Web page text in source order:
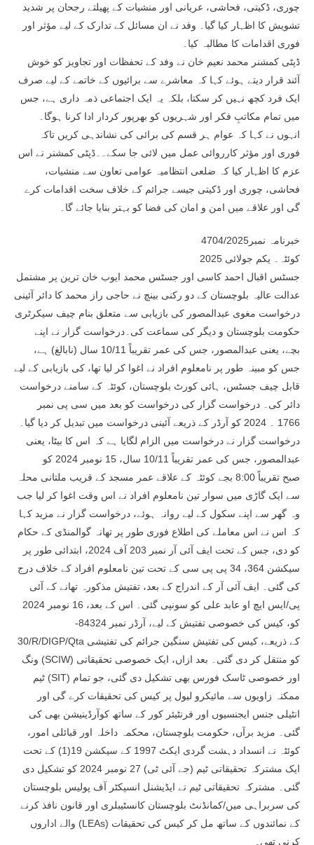
چوری، ڈکیتی، فحاشی، عریانی اور منشیات کے پھیلتے رجحان پر شدید
تشویش کا اظہار کیا گیا۔ وفد نے ان مسائل کے تدارک کے لیے مؤثر اور
فوری اقدامات کا مطالبہ کیا۔
ڈپٹی کمشنر محمد نعیم خان نے وفد کے تحفظات اور تجاویز کو خوش
آئند قرار دیتے ہوئے کہا کہ معاشرے سے برائیوں کے خاتمے کے لیے صرف
ایک فرد کچھ نہیں کر سکتا، بلکہ یہ ایک اجتماعی ذمہ داری ہے، جس
میں تمام مکاتبِ فکر اور شہریوں کو بھرپور کردار ادا کرنا ہوگا۔
انہوں نے کہا کہ عوام ہر قسم کی برائی کی نشاندہی کریں تاکہ
فوری اور مؤثر کارروائی عمل میں لائی جا سکے۔۔ڈپٹی کمشنر نے اس
عزم کا اظہار کیا کہ ضلعی انتظامیہ عوامی تعاون سے منشیات،
فحاشی، چوری اور ڈکیتی جیسے جرائم کے خلاف سخت اقدامات کرے
گی اور علاقے میں امن و امان کی فضا کو بہتر بنایا جائے گا۔
خبرنامہ نمبر4704/2025
کوئٹہ۔ یکم جولائی 2025
جسٹس اقبال احمد کاسی اور جسٹس محمد ایوب خان ترین پر مشتمل
عدالت عالیہ بلوچستان کے دو رکنی بینچ نے حاجی راز محمد کا دائر آئینی
درخواست مغوی عبدالمصور کی بازیابی سے متعلق بنام چیف سیکرٹری
حکومت بلوچستان و دیگر کی سماعت کی۔درخواست گزار نے اپنے
بچے، یعنی عبدالمصور، جس کی عمر تقریباً 10/11 سال (نابالغ) ہے،
جس کو مبینہ طور پر نامعلوم افراد نے اغوا کر لیا تھا، کی بازیابی کے لیے
قابل چیف جسٹس، ہائی کورٹ بلوچستان، کوئٹہ کے سامنے درخواست
دائر کی۔ درخواست گزار کی درخواست کو بعد میں سی پی نمبر
1766 ۔ 2024 کو آرڈر کے ذریعے آئینی درخواست میں تبدیل کر دیا گیا۔
درخواست گزار نے درخواست میں الزام لگایا ہے کہ اس کا بیٹا، یعنی
عبدالمصور، جس کی عمر تقریباً 10/11 سال، 15 نومبر 2024 کو
صبح تقریباً 8:00 بجے کوئٹہ کے علاقے عمر مسجد کے قریب ملتانی محلہ
سے ایک گاڑی میں سوار تین نامعلوم افراد نے اس وقت اغوا کر لیا جب
وہ گھر سے اپنے سکول کے لیے روانہ ہوئے، درخواست گزار نے مزید کہا
کہ اس نے اس معاملے کی اطلاع فوری طور پر تھانہ گوالمنڈی کے حکام
کو دی، جس کے تحت ایف آئی آر نمبر 203 آف 2024، ابتدائی طور پر
سیکشن 364، 34 پی پی سی کے تحت تین نامعلوم افراد کے خلاف درج
کی گئی۔ ایف آئی آر کے اندراج کے بعد، تفتیش مذکورہ تھانے کے آئی
پی/ایس ایچ او عابد علی کو سونپی گئی۔ اس کے بعد، 16 نومبر 2024
کو، کیس کی خصوصی تفتیش کے لیے، آرڈر نمبر 84324-
30/R/DIGP/Qta کے ذریعے، کیس کی تفتیش سنگین جرائم کی تفتیشی
ونگ (SCIW) کو منتقل کر دی گئی۔ بعد ازاں، ایک خصوصی تحقیقاتی
ٹیم (SIT) اور خصوصی ٹاسک فورس بھی تشکیل دی گئی، جو تمام
ممکنہ زاویوں سے مائیکرو لیول پر کیس کی تحقیقات کرے گی اور
انٹیلی جنس ایجنسیوں اور فرنٹیئر کور کے ساتھ کوآرڈینیشن بھی کی
گئی۔ مزید برآں، حکومت بلوچستان، محکمہ داخلہ اور قبائلی امور،
کوئٹہ نے انسداد دہشت گردی ایکٹ 1997 کے سیکشن 19(1) کے تحت
ایک مشترکہ تحقیقاتی ٹیم (جے آئی ٹی) 27 نومبر 2024 کو تشکیل دی
گئی۔ مشترکہ تحقیقاتی ٹیم نے ایڈیشنل انسپکٹر آف پولیس بلوچستان
کی سربراہی میں/کمانڈنٹ بلوچستان کانسٹیبلری اور قانون نافذ کرنے
والے اداروں (LEAs) کے نمائندوں کے ساتھ مل کر کیس کی تحقیقات
کرنی تھی۔